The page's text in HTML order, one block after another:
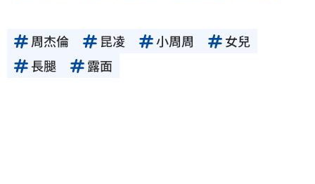
周杰倫 昆凌 小周周
女兒
長腿
露面